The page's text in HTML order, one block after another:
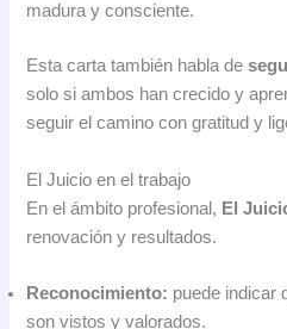
madura y consciente.
Esta carta también habla de
solo si ambos han crecido y
seguir el camino con gratitud y
El Juicio en el trabajo
En el ámbito profesional, El
renovación y resultados.
Reconocimiento: puede indicar
son vistos y valorados.